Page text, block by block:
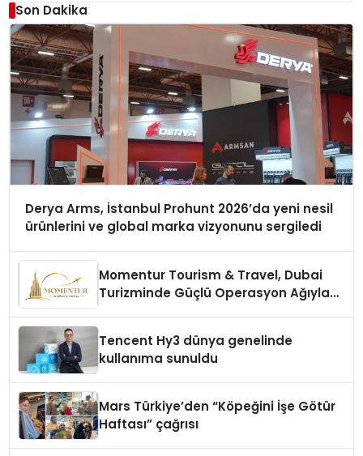
Son Dakika
Derya Arms, İstanbul Prohunt 2026’da yeni nesil
ürünlerini ve global marka vizyonunu sergiledi
Momentur Tourism & Travel, Dubai
Turizminde Güçlü Operasyon Ağıyla
Tencent Hy3 dünya genelinde
kullanıma sunuldu
Mars Türkiye’den “Köpeğini İşe Götür
Haftası” çağrısı